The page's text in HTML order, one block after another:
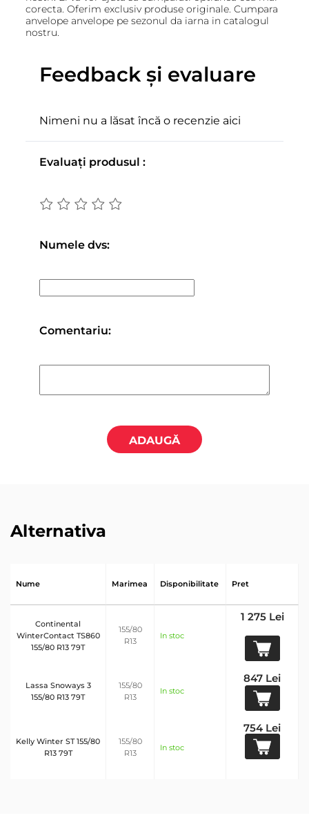
corecta. Oferim exclusiv produse originale. Cumpara
anvelope anvelope pe sezonul da iarna in catalogul
nostru.
Feedback și evaluare
Nimeni nu a lăsat încă o recenzie aici
Evaluați produsul :
Numele dvs:
Comentariu:
ADAUGĂ
Alternativa
Nume Marimea Disponibilitate Pret
Continental
WinterContact TS860
155/80 R13 79T
155/80
R13
In stoc
1 275 Lei
Lassa Snoways 3
155/80 R13 79T
155/80
R13
In stoc
847 Lei
Kelly Winter ST 155/80
R13 79T
155/80
R13
In stoc
754 Lei